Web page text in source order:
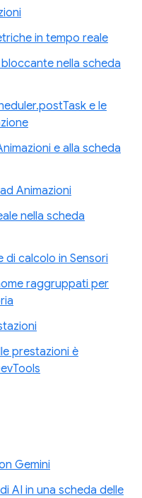
in tempo reale
nella scheda
e le
e alla scheda
Animazioni
nella scheda
di calcolo in Sensori
raggruppati per
prestazioni è
Gemini
AI in una scheda delle